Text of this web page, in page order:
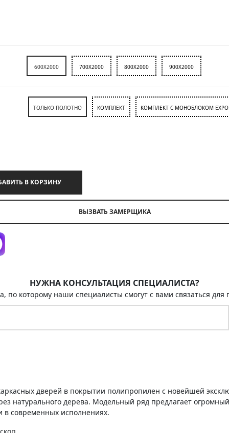
600X2000 700X2000 800X2000 900X2000
ТОЛЬКО ПОЛОТНО КОМПЛЕКТ КОМПЛЕКТ С МОНОБЛОКОМ
ДОБАВИТЬ В КОРЗИНУ
ВЫЗВАТЬ ЗАМЕРЩИКА
НУЖНА КОНСУЛЬТАЦИЯ СПЕЦИАЛИСТА?
по которому наши специалисты смогут с вами связаться для
дверей в покрытии полипропилен с новейшей
натурального дерева. Модельный ряд предлагает
в современных исполнениях.